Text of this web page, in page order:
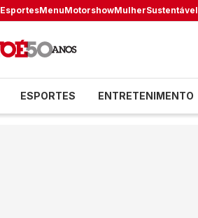
EsportesMenuMotorshowMulherSustentável
ESPORTES ENTRETENIMENTO